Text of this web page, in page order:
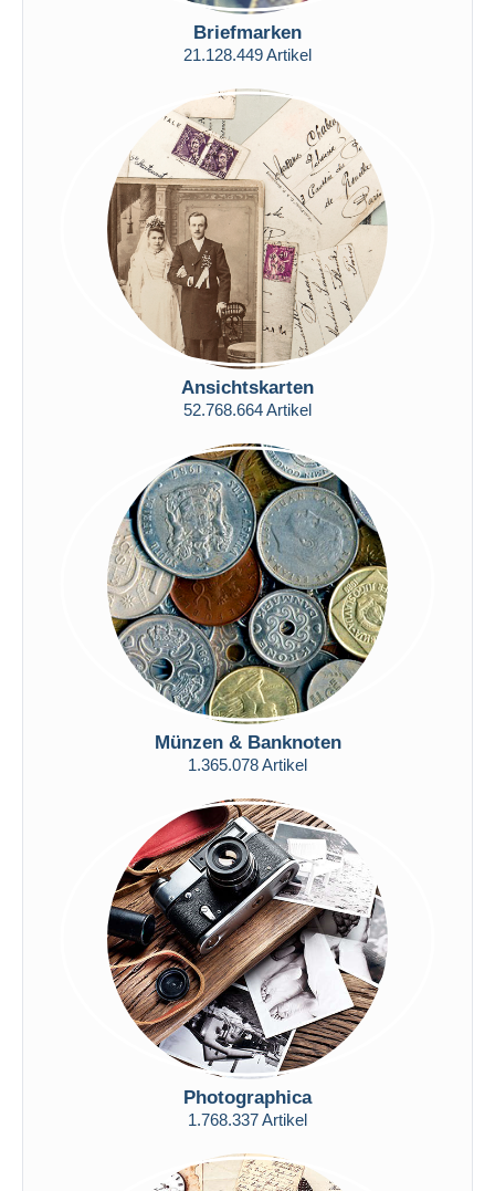
Kostenloser Versand
PayPal
Banküberweisung
Visa
Mastercard
Bancontact
iDeal
Maestro
Gesamte Auswahl aufheben
Wohnsitz des Verkäufers
Übernehmen
Briefmarken
21.128.449 Artikel
Ansichtskarten
52.768.664 Artikel
Münzen & Banknoten
1.365.078 Artikel
Photographica
1.768.337 Artikel